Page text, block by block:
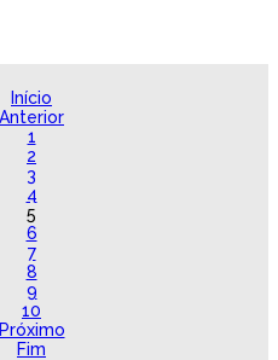
Início
Anterior
1
2
3
4
5
6
7
8
9
10
Próximo
Fim